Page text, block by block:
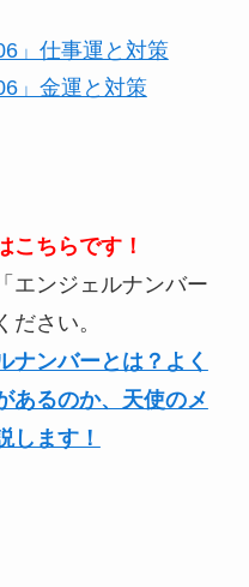
」仕事運と対策
」金運と対策
こちらです！
エンジェルナンバー
ださい。
ンバーとは？よく
あるのか、天使のメ
します！